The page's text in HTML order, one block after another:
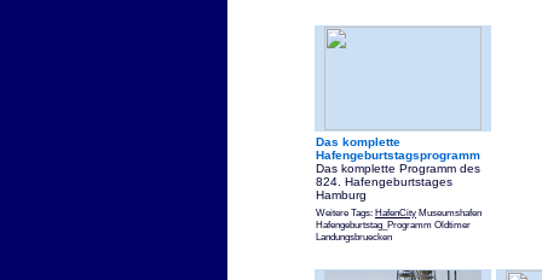
Das komplette
Hafengeburtstagsprogramm
Das komplette Programm des
824. Hafengeburtstages
Hamburg
Weitere Tags: HafenCity Museumshafen
Hafengeburtstag_Programm Oldtimer
Landungsbruecken